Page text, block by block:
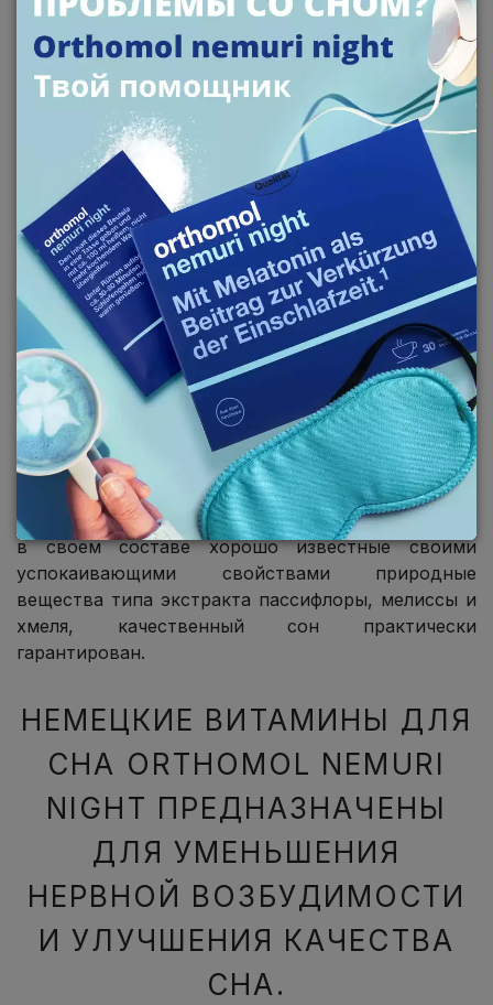
МОГУТ ЛИ ВИТАМИНЫ,
МИНЕРАЛЫ И
АМИНОКИСЛОТЫ
УЛУЧШИТЬ КАЧЕСТВО СНА?
Могут, в частности, путем успокоения нервной
системы и уменьшения усталости и возбуждения.
Например, это способны делать витамин В3 и В6,
а также аминокислоты L-триптофан и глицин.
А такой минерал как магний напрямую участвует
в выработке мелатонина – гормона сна.
Если же витаминно-минеральный комплекс имеет
в своем составе хорошо известные своими
успокаивающими свойствами природные
вещества типа экстракта пассифлоры, мелиссы и
хмеля, качественный сон практически
гарантирован.
НЕМЕЦКИЕ ВИТАМИНЫ ДЛЯ
СНА ORTHOMOL NEMURI
NIGHT ПРЕДНАЗНАЧЕНЫ
ДЛЯ УМЕНЬШЕНИЯ
НЕРВНОЙ ВОЗБУДИМОСТИ
И УЛУЧШЕНИЯ КАЧЕСТВА
СНА.